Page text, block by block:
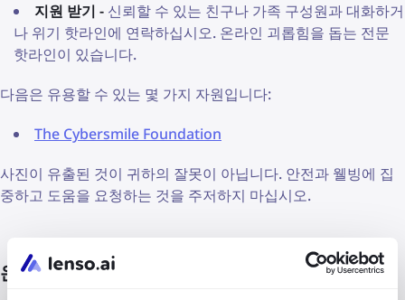
지원 받기 - 신뢰할 수 있는 친구나 가족 구성원과 대화하거
나 위기 핫라인에 연락하십시오. 온라인 괴롭힘을 돕는 전문
핫라인이 있습니다.
다음은 유용할 수 있는 몇 가지 자원입니다:
The Cybersmile Foundation
사진이 유출된 것이 귀하의 잘못이 아닙니다. 안전과 웰빙에 집
중하고 도움을 요청하는 것을 주저하지 마십시오.
온라인에서 안전을 확보하세요